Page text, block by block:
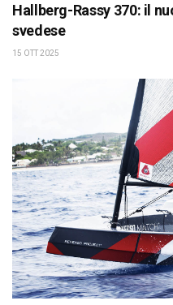
Hallberg-Rassy 370: il
svedese
15 OTT 2025